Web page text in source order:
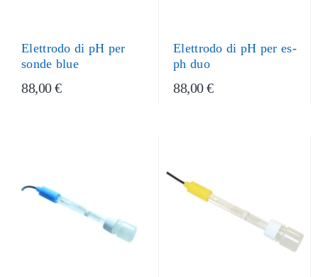
Elettrodo di pH per
sonde blue
88,00 €
Elettrodo di pH per es-
ph duo
88,00 €